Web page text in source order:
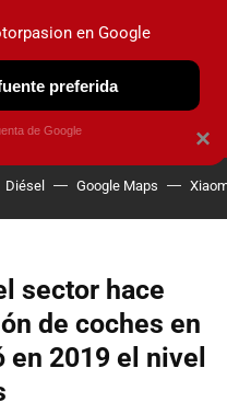
OBSERVATORIO
Diésel Google Maps
sector hace
de coches en
en 2019 el nivel
×
en Google
preferida
de Google